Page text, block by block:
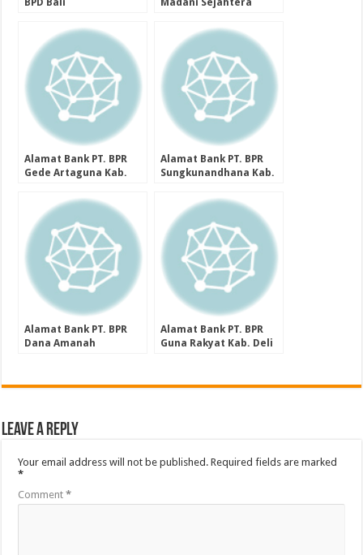
Provinsi Daerah
Istimewa Yogyakarta
Alamat Bank PT. BPR
Gede Artaguna Kab.
Alamat Bank PT. BPR
Sungkunandhana Kab.
Tengah
Alamat Bank PT. BPR
Dana Amanah
Alamat Bank PT. BPR
Guna Rakyat Kab. Deli
Leave a Reply
Your email address will not be published. Required fields are marked
*
Comment*